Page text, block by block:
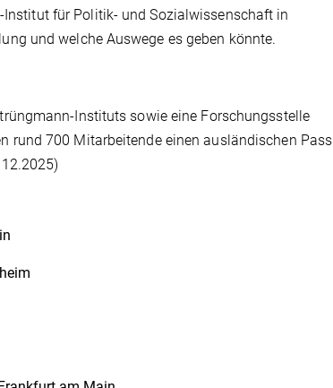
für Politik- und Sozialwissenschaft in
und welche Auswege es geben könnte.
Instituts sowie eine Forschungsstelle
rund 700 Mitarbeitende einen ausländischen Pass